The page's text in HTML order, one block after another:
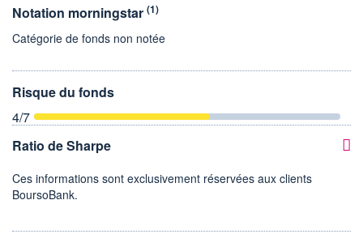
Notation morningstar (1)
Catégorie de fonds non notée
Risque du fonds
4/7
Ratio de Sharpe
Ces informations sont exclusivement réservées aux clients
BoursoBank.